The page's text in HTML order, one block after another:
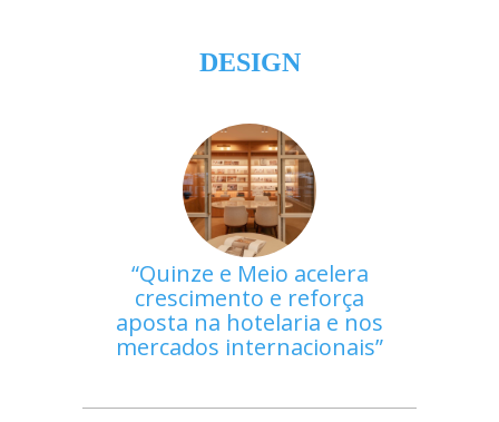
DESIGN
Quinze e Meio acelera
crescimento e reforça
aposta na hotelaria e nos
mercados internacionais